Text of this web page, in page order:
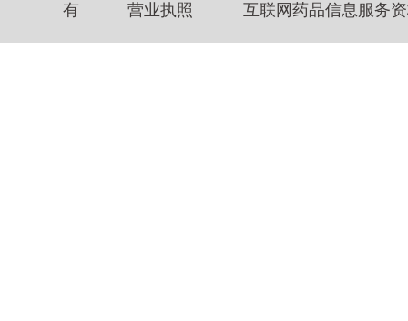
有 营业执照 互联网药品信息服务